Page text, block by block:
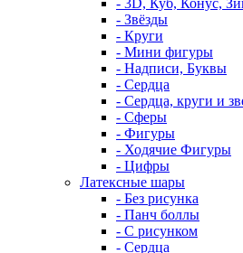
- 3D, Куб, Конус,
- Звёзды
- Круги
- Мини фигуры
- Надписи, Буквы
- Сердца
- Сердца, круги и
- Сферы
- Фигуры
- Ходячие Фигуры
- Цифры
Латексные шары
- Без рисунка
- Панч боллы
- С рисунком
- Сердца